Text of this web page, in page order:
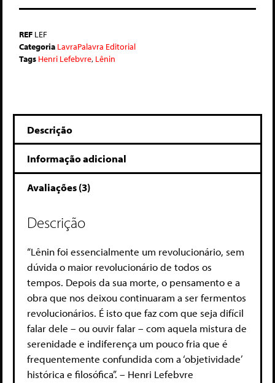
REF LEF
Categoria LavraPalavra Editorial
Tags Henri Lefebvre, Lênin
Descrição
Informação adicional
Avaliações (3)
Descrição
“Lênin foi essencialmente um revolucionário, sem
dúvida o maior revolucionário de todos os
tempos. Depois da sua morte, o pensamento e a
obra que nos deixou continuaram a ser fermentos
revolucionários. É isto que faz com que seja difícil
falar dele – ou ouvir falar – com aquela mistura de
serenidade e indiferença um pouco fria que é
frequentemente confundida com a ‘objetividade’
histórica e filosófica”. – Henri Lefebvre